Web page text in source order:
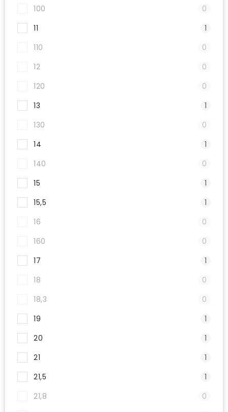
100
0
11
1
110
0
12
0
120
0
13
1
130
0
14
1
140
0
15
1
15,5
1
16
0
160
0
17
1
18
0
18,3
0
19
1
20
1
21
1
21,5
1
21,8
0